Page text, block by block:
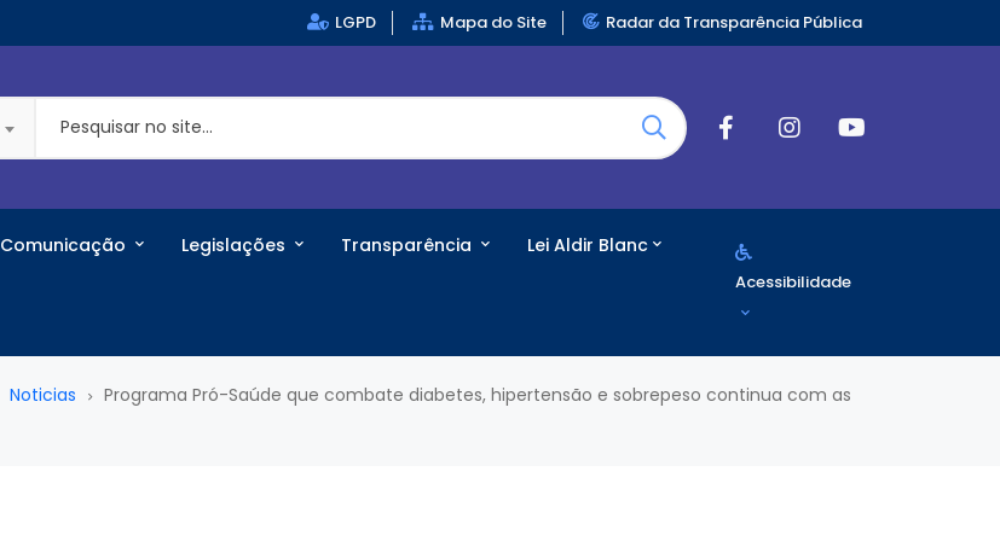
LGPD Mapa do Site Radar da Transparência Pública
Comunicação Legislações Transparência Lei Aldir Blanc
Acessibilidade
Noticias
Programa Pró-Saúde que combate diabetes, hipertensão e sobrepeso continua com as